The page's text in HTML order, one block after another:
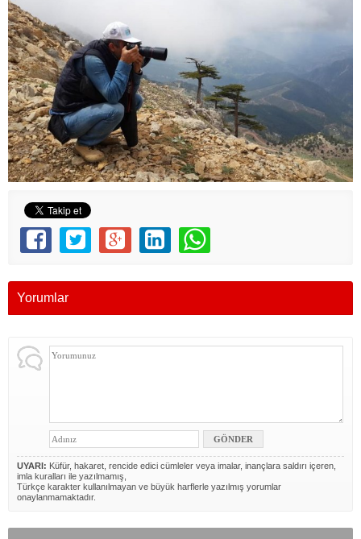
Yorumlar
UYARI: Küfür, hakaret, rencide edici cümleler veya imalar, inançlara saldırı içeren,
imla kuralları ile yazılmamış,
Türkçe karakter kullanılmayan ve büyük harflerle yazılmış yorumlar
onaylanmamaktadır.